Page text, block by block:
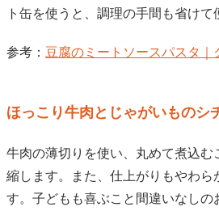
ト缶を使うと、調理の手間も省けて
参考： 豆腐のミートソースパスタ｜
ほっこり牛肉とじゃがいものシ
牛肉の薄切りを使い、丸めて煮込む
縮します。また、仕上がりもやわら
す。子どもも喜ぶこと間違いなしの